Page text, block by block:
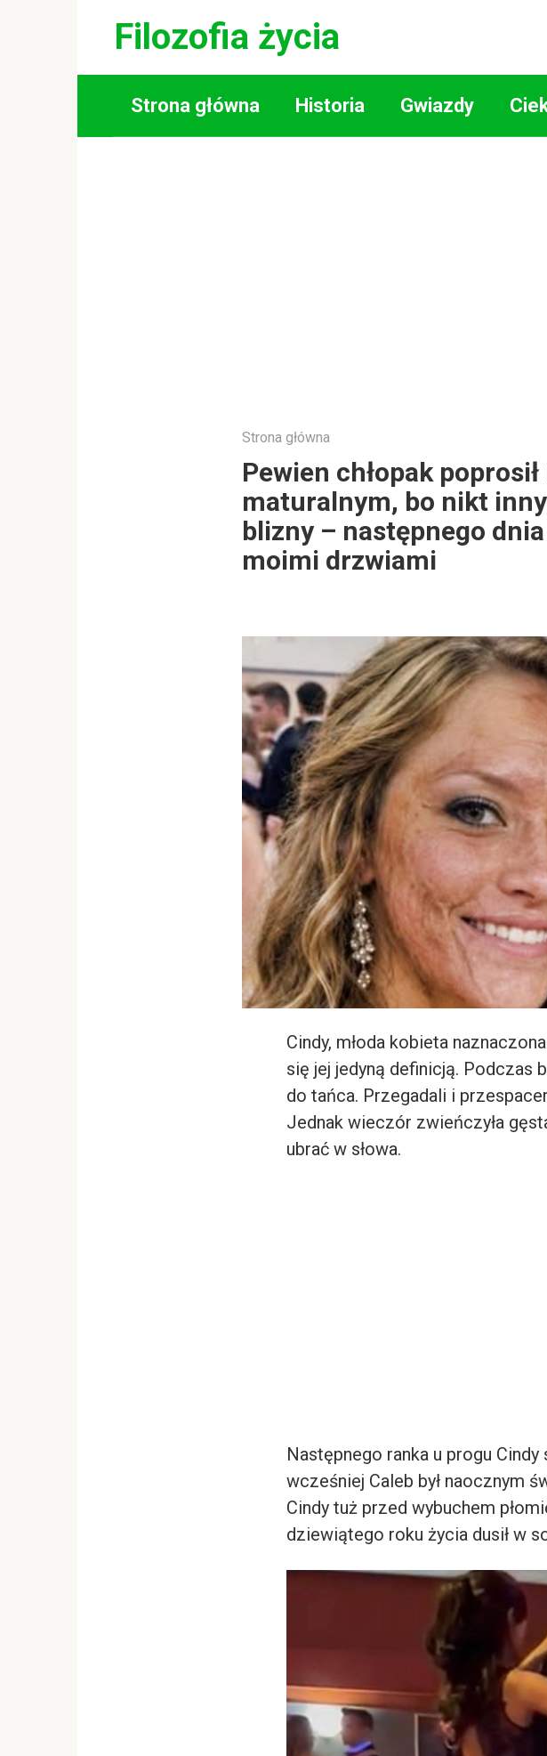
Filozofia życia
Strona główna Historia Gwiazdy
Strona główna
Pewien chłopak
maturalnym, bo nikt
blizny – następnego
moimi drzwiami
Cindy, młoda kobieta
się jej jedyną definicją. Podczas
do tańca. Przegadali i
Jednak wieczór zwieńczyła
ubrać w słowa.
Następnego ranka u progu
wcześniej Caleb był naocznym
Cindy tuż przed wybuchem
dziewiątego roku życia dusił w